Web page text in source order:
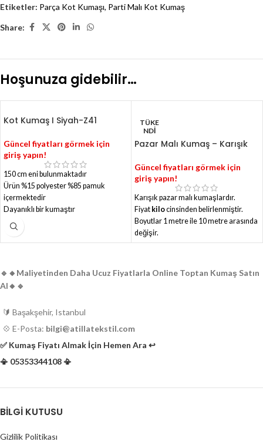
Etiketler: Parça Kot Kumaşı, Parti Malı Kot Kumaş
Share:
Hoşunuza gidebilir…
Kot Kumaş I Siyah-Z41
Güncel fiyatları görmek için
giriş yapın!
150 cm eni bulunmaktadır
Ürün %15 polyester %85 pamuk
içermektedir
Dayanıklı bir kumaştır
Kumaşın eni kenar dokuları olmadan
ölçülmüştür
Renk tutuşu, yıkanma ve su direnci 4.7
puandır.
TÜKE
NDI
Pazar Malı Kumaş – Karışık
Güncel fiyatları görmek için
giriş yapın!
Karışık pazar malı kumaşlardır.
Fiyat kilocinsinden belirlenmiştir.
Boyutlar 1 metre ile 10 metre arasında
değişir.
Ürünlerin toplam ağırlığı 1.6 ton'dur.
Genellikle elbiselik kumaşlar
Az alımlarda farklı fiyat tarifesi
🔹️🔸️Maliyetinden Daha Ucuz Fiyatlarla Online Toptan Kumaş Satın
Al🔸️🔹️
🔰 Başakşehir, Istanbul
💠 E-Posta: bilgi@atillatekstil.com
✅️ Kumaş Fiyatı Almak İçin Hemen Ara ↩️
📳 05353344108 📳
BILGI KUTUSU
Gizlilik Politikası